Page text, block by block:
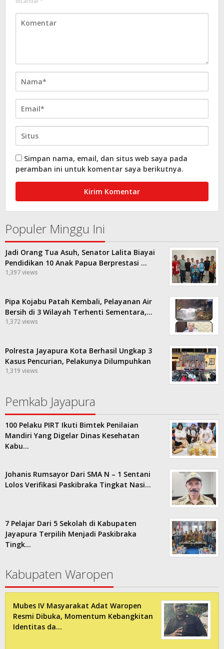
Simpan nama, email, dan situs web saya pada
peramban ini untuk komentar saya berikutnya.
Populer Minggu Ini
Jadi Orang Tua Asuh, Senator Lalita Biayai
Pendidikan 10 Anak Papua Berprestasi …
1,397 views
Pipa Kojabu Patah Kembali, Pelayanan Air
Bersih di 3 Wilayah Terhenti Sementara,…
1,372 views
Polresta Jayapura Kota Berhasil Ungkap 3
Kasus Pencurian, Pelakunya Dilumpuhkan
1,319 views
Pemkab Jayapura
100 Pelaku PIRT Ikuti Bimtek Penilaian
Mandiri Yang Digelar Dinas Kesehatan
Kabu…
Johanis Rumsayor Dari SMA N – 1 Sentani
Lolos Verifikasi Paskibraka Tingkat Nasi…
7 Pelajar Dari 5 Sekolah di Kabupaten
Jayapura Terpilih Menjadi Paskibraka
Tingk…
Kabupaten Waropen
Mubes IV Masyarakat Adat Waropen
Resmi Dibuka, Momentum Kebangkitan
Identitas da…